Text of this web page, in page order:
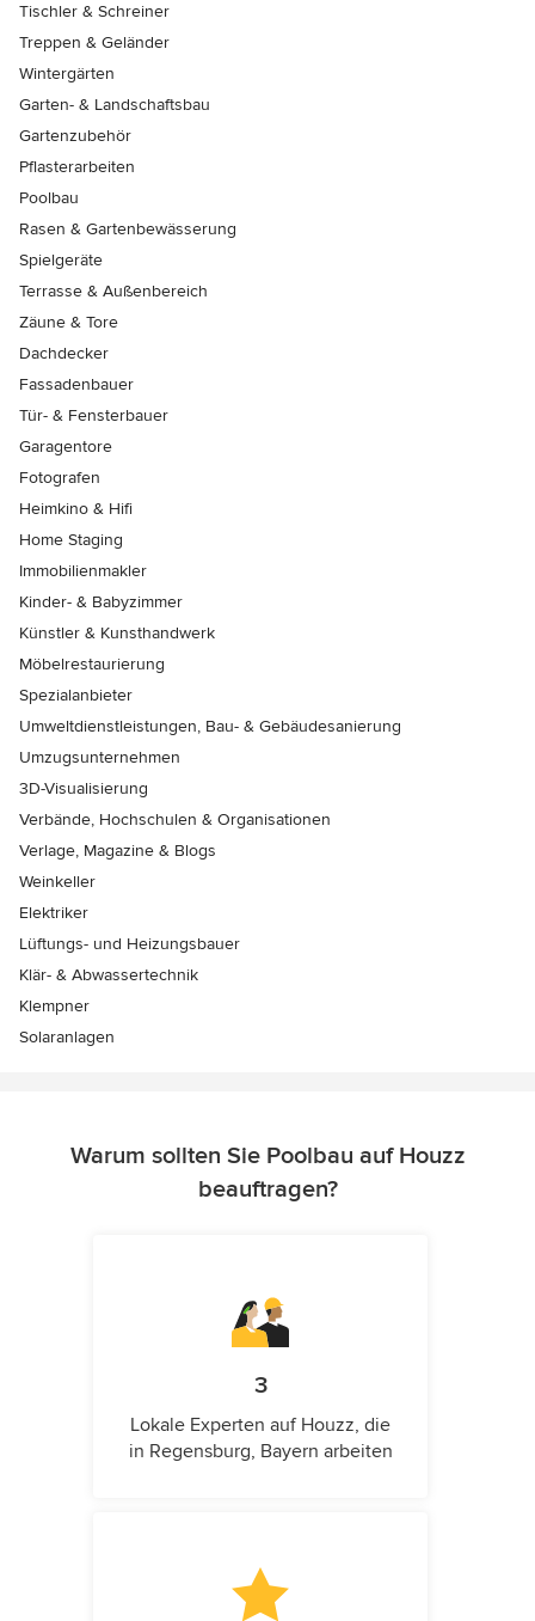
Tischler & Schreiner
Treppen & Geländer
Wintergärten
Garten- & Landschaftsbau
Gartenzubehör
Pflasterarbeiten
Poolbau
Rasen & Gartenbewässerung
Spielgeräte
Terrasse & Außenbereich
Zäune & Tore
Dachdecker
Fassadenbauer
Tür- & Fensterbauer
Garagentore
Fotografen
Heimkino & Hifi
Home Staging
Immobilienmakler
Kinder- & Babyzimmer
Künstler & Kunsthandwerk
Möbelrestaurierung
Spezialanbieter
Umweltdienstleistungen, Bau- & Gebäudesanierung
Umzugsunternehmen
3D-Visualisierung
Verbände, Hochschulen & Organisationen
Verlage, Magazine & Blogs
Weinkeller
Elektriker
Lüftungs- und Heizungsbauer
Klär- & Abwassertechnik
Klempner
Solaranlagen
Warum sollten Sie Poolbau auf Houzz
beauftragen?
3
Lokale Experten auf Houzz, die
in Regensburg, Bayern arbeiten